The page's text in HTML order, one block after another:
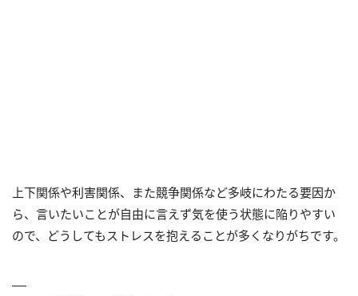
上下関係や利害関係、また競争関係など多岐にわたる要因か
ら、言いたいことが自由に言えず気を使う状態に陥りやすい
ので、どうしてもストレスを抱えることが多くなりがちです。